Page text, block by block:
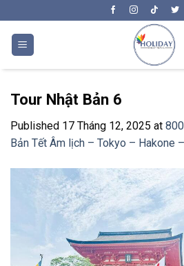
to
content
Tour Nhật Bản 6
Published 17 Tháng 12, 2025 at
Bản Tết Âm lịch – Tokyo – Hakone